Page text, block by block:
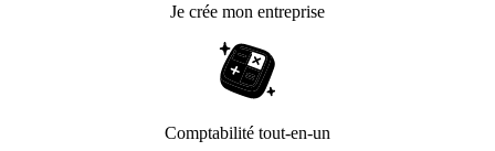
Je crée mon entreprise
Comptabilité tout-en-un